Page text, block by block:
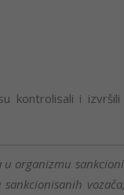
kontrolisali i
organizmu